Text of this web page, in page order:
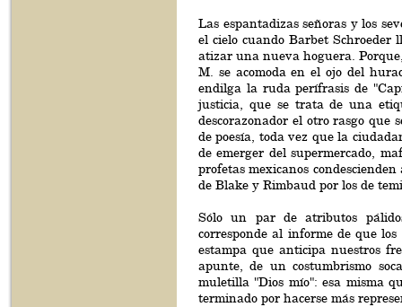
Las espantadizas señoras y los
el cielo cuando Barbet Schroeder
atizar una nueva hoguera.
M. se acomoda en el ojo del
endilga la ruda perífrasis de
justicia, que se trata de una
descorazonador el otro rasgo
de poesía, toda vez que la
de emerger del supermercado,
profetas mexicanos
de Blake y Rimbaud por los de
Sólo un par de atributos
corresponde al informe de que
estampa que anticipa nuestros
apunte, de un costumbrismo
muletilla "Dios mío": esa misma
terminado por hacerse más